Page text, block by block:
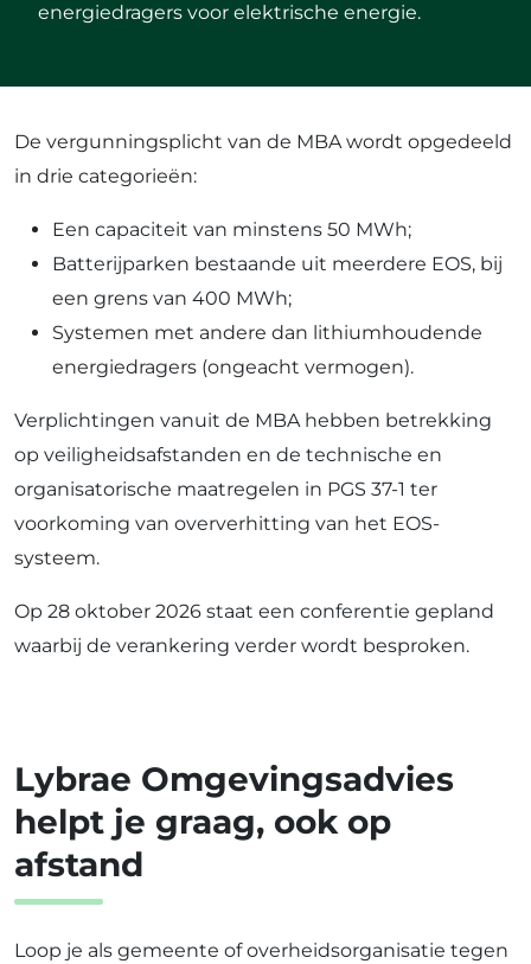
energiedragers voor elektrische energie.
De vergunningsplicht van de MBA wordt opgedeeld
in drie categorieën:
Een capaciteit van minstens 50 MWh;
Batterijparken bestaande uit meerdere EOS, bij
een grens van 400 MWh;
Systemen met andere dan lithiumhoudende
energiedragers (ongeacht vermogen).
Verplichtingen vanuit de MBA hebben betrekking
op veiligheidsafstanden en de technische en
organisatorische maatregelen in PGS 37-1 ter
voorkoming van oververhitting van het EOS-
systeem.
Op 28 oktober 2026 staat een conferentie gepland
waarbij de verankering verder wordt besproken.
Lybrae Omgevingsadvies
helpt je graag, ook op
afstand
Loop je als gemeente of overheidsorganisatie tegen